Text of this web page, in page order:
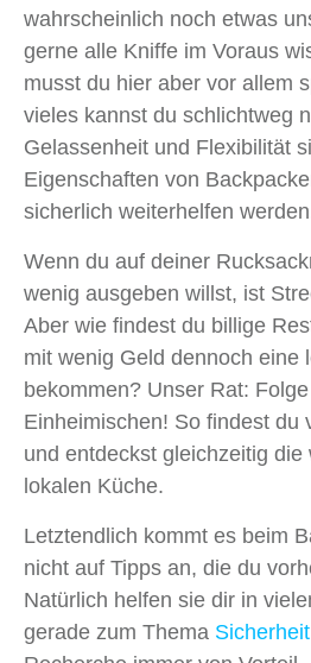
wahrscheinlich noch etwas
gerne alle Kniffe im Voraus
musst du hier aber vor allem
vieles kannst du schlichtweg
Gelassenheit und Flexibilität
Eigenschaften von
sicherlich weiterhelfen
Wenn du auf deiner
wenig ausgeben willst, ist
Aber wie findest du billige
mit wenig Geld dennoch eine
bekommen? Unser Rat:
Einheimischen! So findest du
und entdeckst gleichzeitig
lokalen Küche.
Letztendlich kommt es beim
nicht auf Tipps an, die du
Natürlich helfen sie dir in
gerade zum Thema Sicherheit